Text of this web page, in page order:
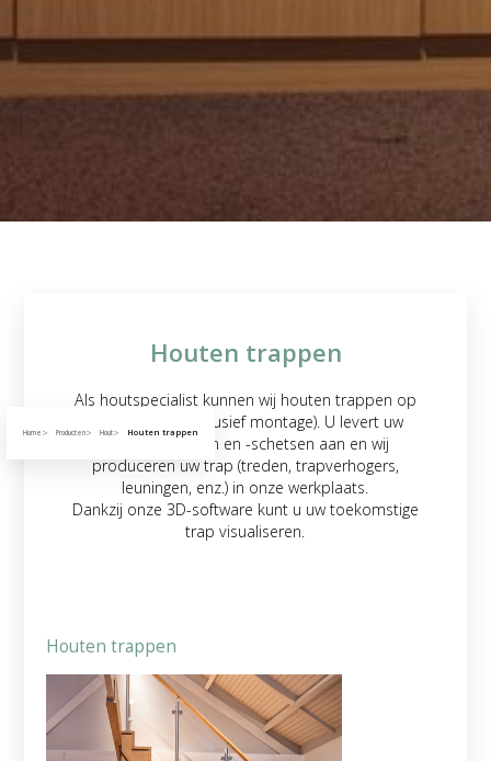
Home Producten Hout Houten trappen
Houten trappen
Als houtspecialist kunnen wij houten trappen op
maat maken (exclusief montage). U levert uw
architectplannen en -schetsen aan en wij
produceren uw trap (treden, trapverhogers,
leuningen, enz.) in onze werkplaats.
Dankzij onze 3D-software kunt u uw toekomstige
trap visualiseren.
Houten trappen